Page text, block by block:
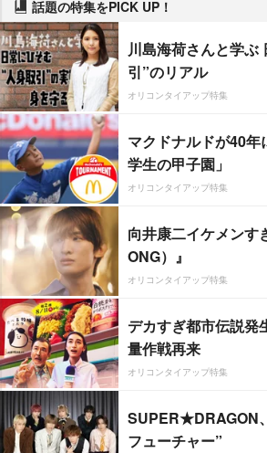
話題の特集をPICK UP！
川島海荷さんと学ぶ
引”のリアル
オリコンタイアップ特集
マクドナルドが40
学生の甲子園」
オリコンタイアップ特集
向井康二イケメンす
ONG）』
オリコンタイアップ特集
デカすぎ都市伝説発
量作戦再来
オリコンタイアップ特集
SUPER★DRAGON
フューチャー”